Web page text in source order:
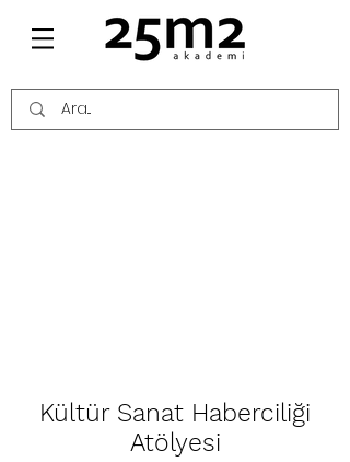
Kültür Sanat Haberciliği
Atölyesi